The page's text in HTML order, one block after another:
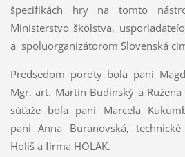
špecifikách hry na tomto
Ministerstvo školstva,
a spoluorganizátorom Slovenská
Predsedom poroty bola pani
Mgr. art. Martin Budinský a
súťaže bola pani Marcela
pani Anna Buranovská,
Holiš a firma HOLAK.